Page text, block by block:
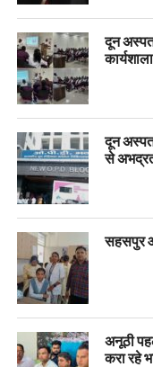
दून
दून
से
सहसपुर
अनूठी
करा रहे